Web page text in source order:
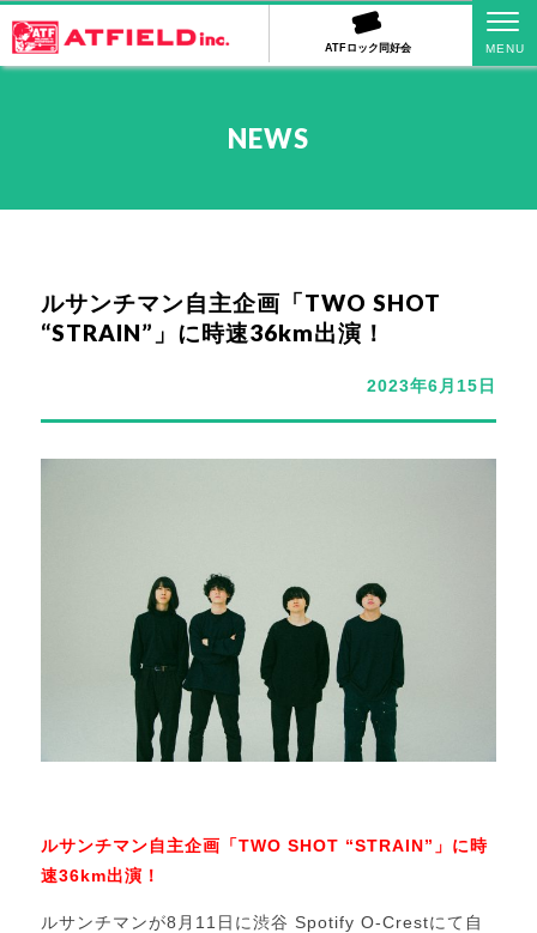
ATFロック同好会
NEWS
ルサンチマン自主企画「TWO SHOT
“STRAIN”」に時速36km出演！
2023年6月15日
ルサンチマン自主企画「TWO SHOT “STRAIN”」に時
速36km出演！
ルサンチマンが8月11日に渋谷 Spotify O-Crestにて自